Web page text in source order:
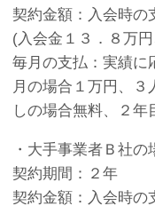
契約金額：入会時の
(入会金１３．８万
毎月の支払：実績に
月の場合１万円、
しの場合無料、２年
・大手事業者Ｂ社の
契約期間：２年
契約金額：入会時の